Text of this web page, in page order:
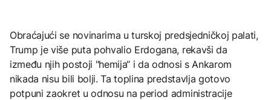
Obraćajući se novinarima u turskoj predsjedničkoj palati,
Trump je više puta pohvalio Erdogana, rekavši da
između njih postoji "hemija“ i da odnosi s Ankarom
nikada nisu bili bolji. Ta toplina predstavlja gotovo
potpuni zaokret u odnosu na period administracije